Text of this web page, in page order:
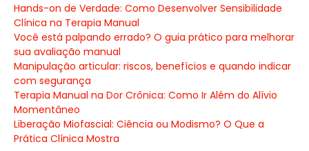
Hands-on de Verdade: Como Desenvolver Sensibilidade
Clínica na Terapia Manual
Você está palpando errado? O guia prático para melhorar
sua avaliação manual
Manipulação articular: riscos, benefícios e quando indicar
com segurança
Terapia Manual na Dor Crônica: Como Ir Além do Alívio
Momentâneo
Liberação Miofascial: Ciência ou Modismo? O Que a
Prática Clínica Mostra